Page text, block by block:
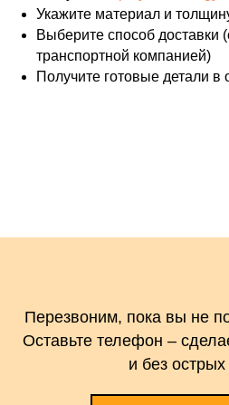
Укажите материал и
Выберите способ доставки
транспортной компанией)
Получите готовые детали в
Перезвоним, пока вы не
Оставьте телефон –
и без острых